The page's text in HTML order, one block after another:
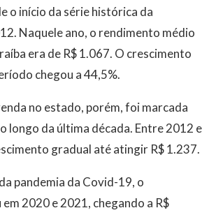
o início da série histórica da
Naquele ano, o rendimento médio
era de R$ 1.067. O crescimento
chegou a 44,5%.
no estado, porém, foi marcada
longo da última década. Entre 2012 e
gradual até atingir R$ 1.237.
pandemia da Covid-19, o
2020 e 2021, chegando a R$